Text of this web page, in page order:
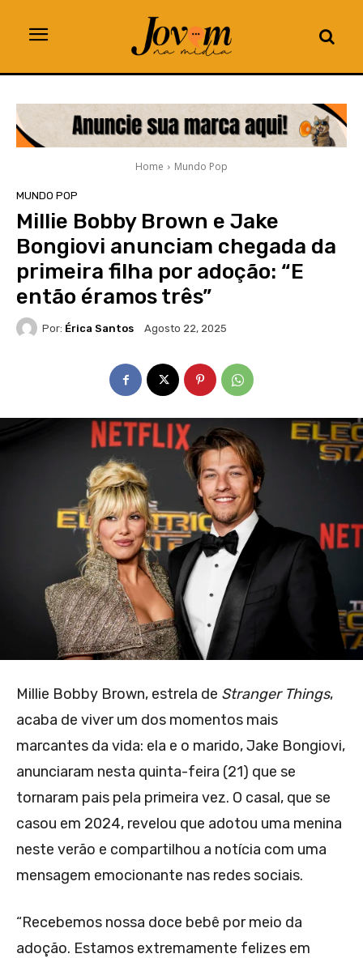
Home Mundo Pop
MUNDO POP
Millie Bobby Brown e Jake
Bongiovi anunciam chegada da
primeira filha por adoção: “E
então éramos três”
Por: Érica Santos Agosto 22, 2025
Millie Bobby Brown, estrela de Stranger Things,
acaba de viver um dos momentos mais
marcantes da vida: ela e o marido, Jake Bongiovi,
anunciaram nesta quinta-feira (21) que se
tornaram pais pela primeira vez. O casal, que se
casou em 2024, revelou que adotou uma menina
neste verão e compartilhou a notícia com uma
mensagem emocionante nas redes sociais.
“Recebemos nossa doce bebê por meio da
adoção. Estamos extremamente felizes em